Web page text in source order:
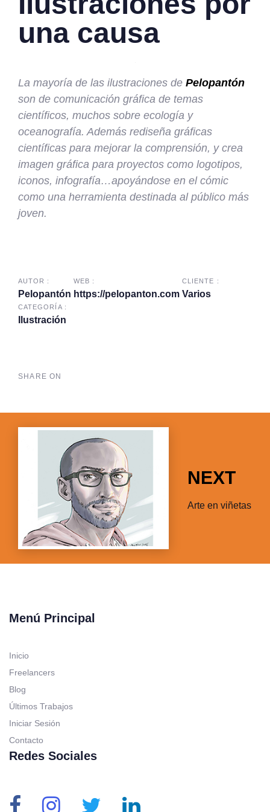
una causa
La mayoría de las ilustraciones de Pelopantón
son de comunicación gráfica de temas
científicos, muchos sobre ecología y
oceanografía. Además rediseña gráficas
científicas para mejorar la comprensión, y crea
imagen gráfica para proyectos como logotipos,
iconos, infografía…apoyándose en el cómic
como una herramienta destinada al público más
joven.
AUTOR :
Pelopantón
WEB :
https://pelopanton.com
CLIENTE :
Varios
CATEGORÍA :
Ilustración
SHARE ON
Next
NEXT
Arte en viñetas
Menú Principal
Inicio
Freelancers
Blog
Últimos Trabajos
Iniciar Sesión
Contacto
Redes Sociales